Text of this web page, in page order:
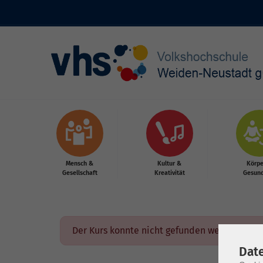
Mensch &
Gesellschaft
Kultur &
Kreativität
Der Kurs konnte nicht gefunden werden.